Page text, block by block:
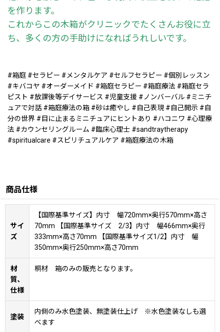
を作ります。
これからこの木箱がクリニックでたくさんお役に立
ち、多くの方の手助けになればうれしいです。
#箱庭 #セラピー #メンタルケア #セルフセラピー #個別レッスン
#キバコヤ #オーダーメイド #箱庭セラピー #箱庭療法 #箱庭セラ
ピスト #放課後等デイサービス #児童支援 #ノンバーバル #ミニチ
ュアで対話 #箱庭療法の箱 #砂は癒やし #自己表現 #自己開示 #自
分の世界 #目に止まるミニチュアにヒントあり #ハコニワ #心理療
法 #カウンセリングルーム #臨床心理士 #sandtraytherapy
#spiritualcare #スピリチュアルケア #箱庭療法の木箱
商品仕様
サイ
ズ
【国際基準サイズ】内寸 幅720mm×奥行570mm×高さ
70mm 【国際基準サイズ 2/3】内寸 幅466mm×奥行
333mm×高さ70mm 【国際基準サイズ1/2】内寸 幅
350mm×奥行250mm×高さ70mm
材
質、
仕様
桐材 箱のみの販売となります。
塗装
内側のみ水色塗装、無塗装仕上げ ※水色塗装なしも選
べます